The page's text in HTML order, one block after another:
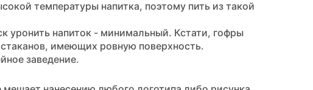
температуры напитка, поэтому пить из такой
уронить напиток - минимальный. Кстати, гофры
имеющих ровную поверхность.
заведение.